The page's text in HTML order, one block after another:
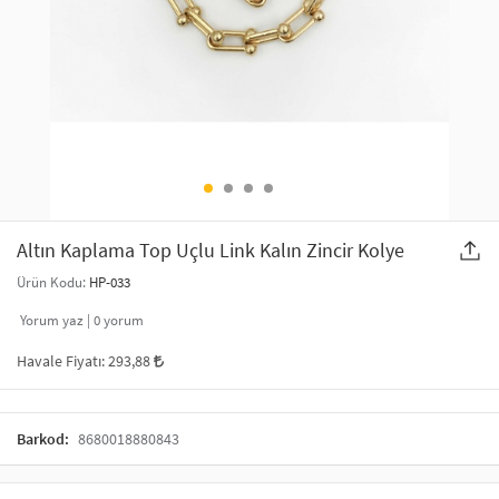
ŞAL VE FULAR
Altın Kaplama Top Uçlu Link Kalın Zincir Kolye
Ürün Kodu: HP-033
Yorum yaz | 0yorum
Havale Fiyatı:293,88
Barkod: 8680018880843